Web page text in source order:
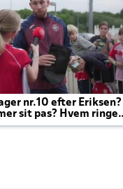
nr.10 efter Eriksen?
sit pas? Hvem ringer
til efter kampe?